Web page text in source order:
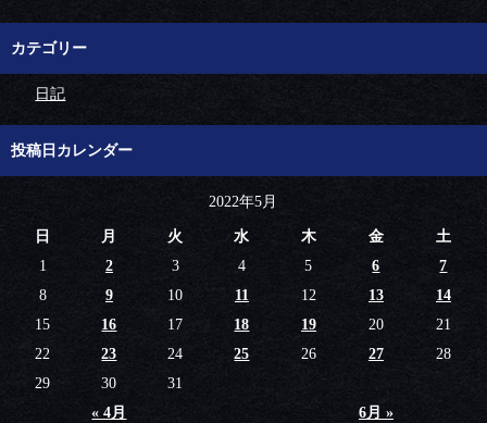
カテゴリー
日記
投稿日カレンダー
2022年5月
日 月 火 水 木 金 土
« 4月 6月 »
1 2 3 4 5 6
7
8
9 10 11 12 13
14
15
16 17 18 19 20
21
22
23 24 25 26 27
28
29
30 31